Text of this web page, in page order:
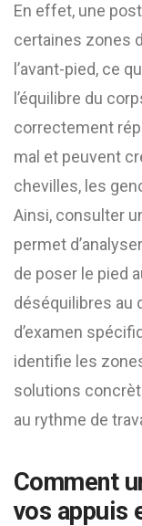
En effet, une
certaines zones
l’avant-pied, ce
l’équilibre du
correctement
mal et peuvent
chevilles, les
Ainsi, consulter
permet
de poser le pied
déséquilibres au
d’examen
identifie les
solutions
au rythme de
Comment
vos appuis